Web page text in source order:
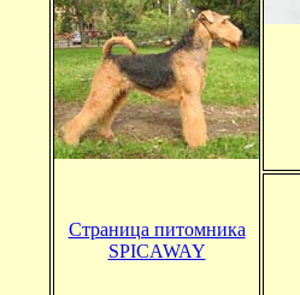
Страница питомника
SPICAWAY